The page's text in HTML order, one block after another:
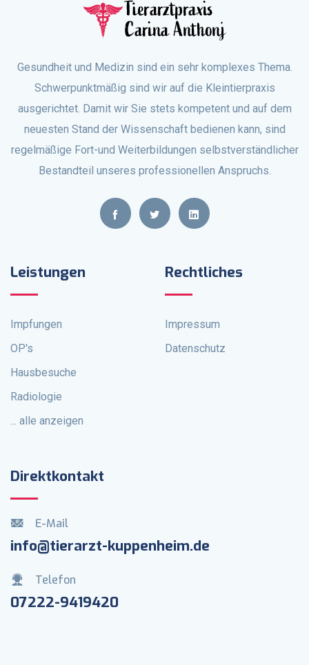
Gesundheit und Medizin sind ein sehr komplexes Thema.
Schwerpunktmäßig sind wir auf die Kleintierpraxis
ausgerichtet. Damit wir Sie stets kompetent und auf dem
neuesten Stand der Wissenschaft bedienen kann, sind
regelmäßige Fort-und Weiterbildungen selbstverständlicher
Bestandteil unseres professionellen Anspruchs.
Leistungen
Impfungen
OP's
Hausbesuche
Radiologie
... alle anzeigen
Rechtliches
Impressum
Datenschutz
Direktkontakt
E-Mail
info@tierarzt-kuppenheim.de
Telefon
07222-9419420